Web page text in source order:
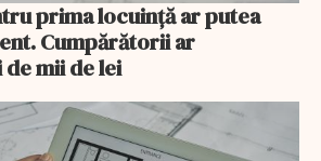
prima locuință ar putea
Cumpărătorii ar
mii de lei